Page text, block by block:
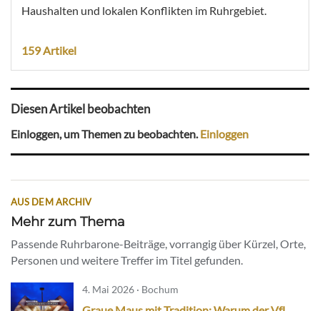
Haushalten und lokalen Konflikten im Ruhrgebiet.
159 Artikel
Diesen Artikel beobachten
Einloggen, um Themen zu beobachten.Einloggen
AUS DEM ARCHIV
Mehr zum Thema
Passende Ruhrbarone-Beiträge, vorrangig über Kürzel, Orte,
Personen und weitere Treffer im Titel gefunden.
4. Mai 2026 · Bochum